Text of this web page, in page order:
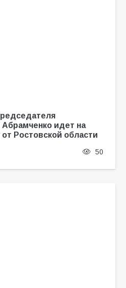
идет на
Ростовской области
50